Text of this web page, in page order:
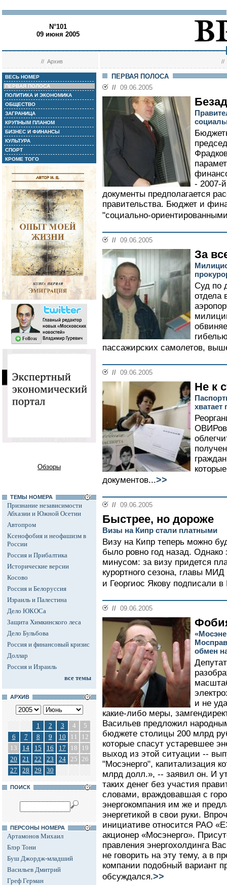
N°101
09 июня 2005
//Архив //
ВЕСЬ НОМЕР
ПЕРВАЯ ПОЛОСА
ПОЛИТИКА И ЭКОНОМИКА
ОБЩЕСТВО
ЗАГРАНИЦА
КРУПНЫМ ПЛАНОМ
БИЗНЕС И ФИНАНСЫ
КУЛЬТУРА
СПОРТ
КРОМЕ ТОГО
Обзоры
ТЕМЫ НОМЕРА
Признание независимости
Абхазии и Южной Осетии
Автопром
Ксенофобия и неофашизм в
России
Россия и Прибалтика
Исторические версии
Косово
Россия и Белоруссия
Израиль и Палестина
Дело ЮКОСа
Защита Химкинского леса
Дело Бульбова
Россия и финансовый кризис
Доллар
Россия и Израиль
все темы
АРХИВ
1 2 3 4
5
6
7 8 9 10 11
12
13
14 15 16 17 18
19
20
21 22 23 24 25 26
27
28 29 30
ПОИСК
ПЕРСОНЫ НОМЕРА
Артамонов Михаил
Блэр Тони
Буш Джордж-младший
Васильев Дмитрий
Греф Герман
ПЕРВАЯ ПОЛОСА
// 09.06.2005
- 2007-
документы предполагается
правительства. Бюджет и
"социально-
// 09.06.2005
За
Суд по
отдела
пассажирских самолетов,
// 09.06.2005
Не к
хватает
документов...>>
// 09.06.2005
Быстрее, но дороже
Визы на Кипр стали платными
Визу на Кипр теперь можно
было ровно год назад.
минусом: за визу придется
курортного сезона, главы
и Георгиос Якову подписали
// 09.06.2005
обмен
и не
какие-либо меры,
Васильев предложил
бюджете столицы 200 млрд
которые спасут устаревшее
выход из этой ситуации --
"Мосэнерго", капитализация
млрд долл.», -- заявил он. И
таких денег без участия
словами, враждовавшая с
энергокомпания им же и
энергетикой в свои руки.
инициативе относится РАО
акционер «Мосэнерго».
правления энергохолдинга
не говорить на эту тему, а в
компании подобный вариант
обсуждался.>>